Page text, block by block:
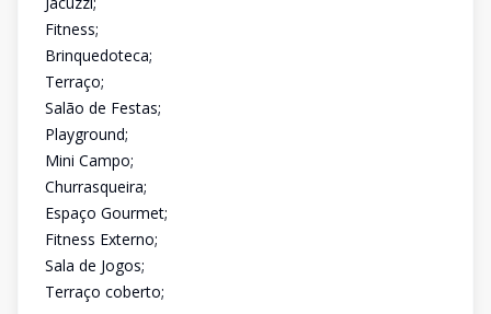
Fitness;
Brinquedoteca;
Terraço;
Salão de Festas;
Playground;
Mini Campo;
Churrasqueira;
Espaço Gourmet;
Fitness Externo;
Sala de Jogos;
Terraço coberto;